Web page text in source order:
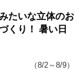
たいな立体のお
くり！ 暑い日
（8/2～8/9）